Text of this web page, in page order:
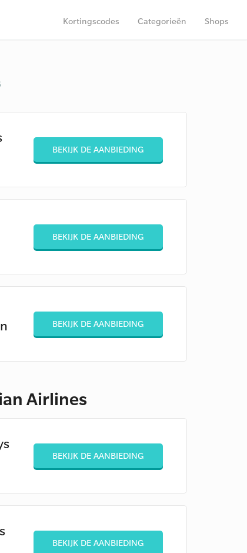
Kortingscodes Categorieën Shops
BEKIJK DE AANBIEDING
BEKIJK DE AANBIEDING
BEKIJK DE AANBIEDING
Airlines
BEKIJK DE AANBIEDING
BEKIJK DE AANBIEDING